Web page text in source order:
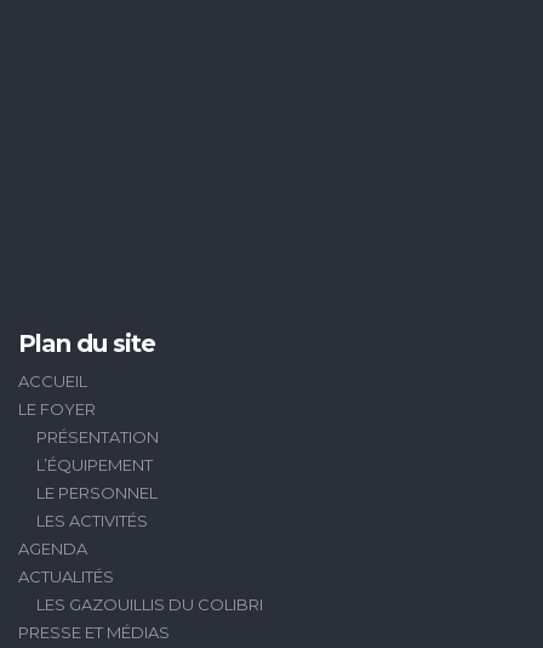
Plan du site
ACCUEIL
LE FOYER
PRÉSENTATION
L’ÉQUIPEMENT
LE PERSONNEL
LES ACTIVITÉS
AGENDA
ACTUALITÉS
LES GAZOUILLIS DU COLIBRI
PRESSE ET MÉDIAS